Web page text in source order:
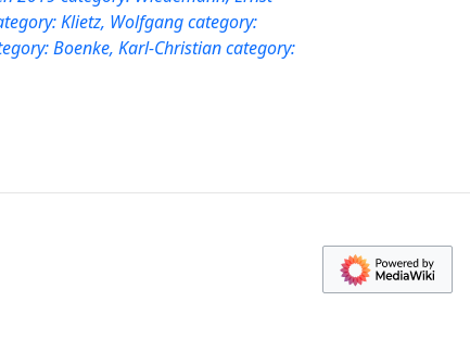
Klietz, Wolfgang category:
Boenke, Karl-Christian category: